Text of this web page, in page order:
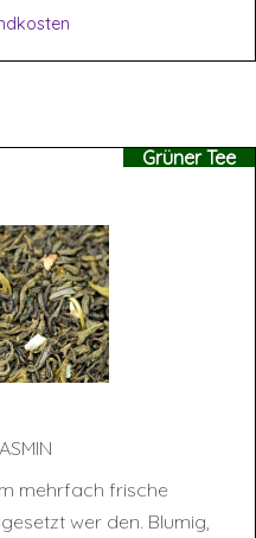
Grüner Tee
mehrfach frische
wer den. Blumig,